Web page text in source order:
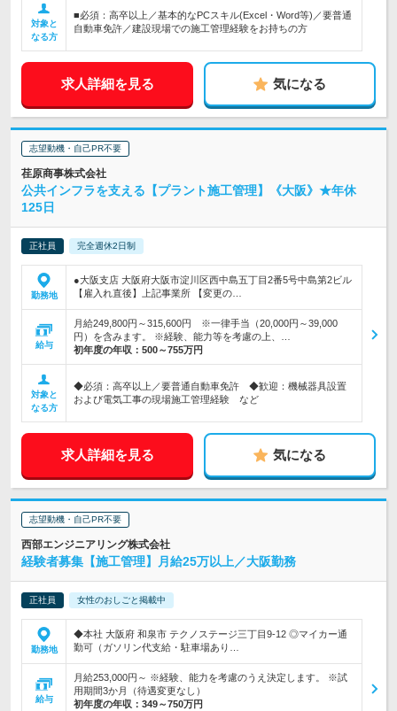
対象と
なる方
■必須：高卒以上／基本的なPCスキル(Excel・Word等)／要普通
自動車免許／建設現場での施工管理経験をお持ちの方
求人詳細を見る 気になる
志望動機・自己PR不要
荏原商事株式会社
公共インフラを支える【プラント施工管理】《大阪》★年休
125日
正社員 完全週休2日制
勤務地
●大阪支店 大阪府大阪市淀川区西中島五丁目2番5号中島第2ビル
【雇入れ直後】上記事業所 【変更の…
給与
月給249,800円～315,600円 ※一律手当（20,000円～39,000
円）を含みます。 ※経験、能力等を考慮の上、…
初年度の年収： 500～755万円
対象と
なる方
◆必須：高卒以上／要普通自動車免許 ◆歓迎：機械器具設置
および電気工事の現場施工管理経験 など
求人詳細を見る 気になる
志望動機・自己PR不要
西部エンジニアリング株式会社
経験者募集【施工管理】月給25万以上／大阪勤務
正社員 女性のおしごと掲載中
勤務地
◆本社 大阪府 和泉市 テクノステージ三丁目9-12 ◎マイカー通
勤可（ガソリン代支給・駐車場あり…
給与
月給253,000円～ ※経験、能力を考慮のうえ決定します。 ※試
用期間3か月（待遇変更なし）
初年度の年収： 349～750万円